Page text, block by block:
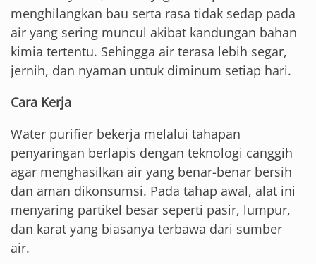
menghilangkan bau serta rasa tidak sedap pada
air yang sering muncul akibat kandungan bahan
kimia tertentu. Sehingga air terasa lebih segar,
jernih, dan nyaman untuk diminum setiap hari.
Cara Kerja
Water purifier bekerja melalui tahapan
penyaringan berlapis dengan teknologi canggih
agar menghasilkan air yang benar-benar bersih
dan aman dikonsumsi. Pada tahap awal, alat ini
menyaring partikel besar seperti pasir, lumpur,
dan karat yang biasanya terbawa dari sumber
air.